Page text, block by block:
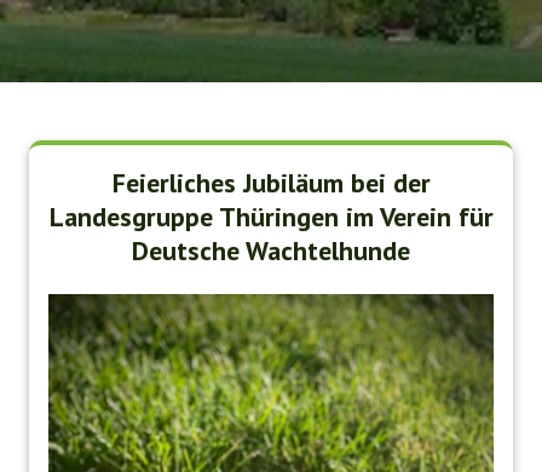
Feierliches Jubiläum bei der
Landesgruppe Thüringen im Verein für
Deutsche Wachtelhunde